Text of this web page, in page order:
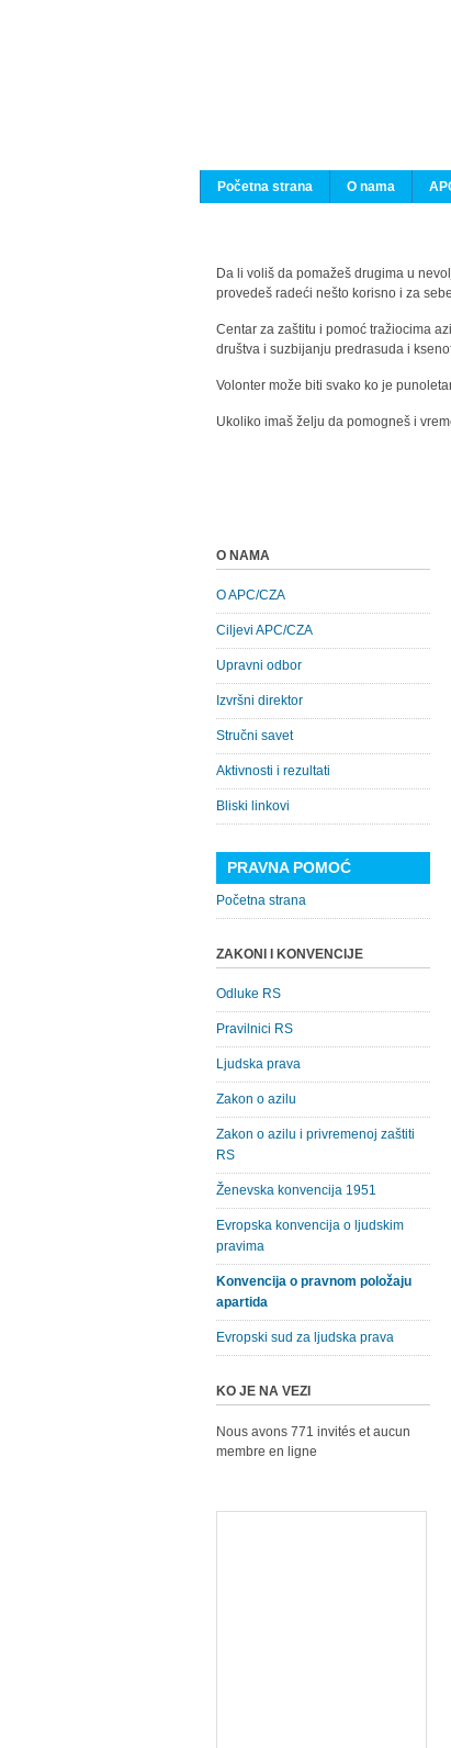
Početna strana
O nama
Da li voliš da pomažeš drugima u
provedeš radeći nešto korisno i za
Centar za zaštitu i pomoć tražiocima
društva i suzbijanju predrasuda i
Volonter može biti svako ko je
Ukoliko imaš želju da pomogneš i
O NAMA
O APC/CZA
Ciljevi APC/CZA
Upravni odbor
Izvršni direktor
Stručni savet
Aktivnosti i rezultati
Bliski linkovi
PRAVNA POMOĆ
Početna strana
ZAKONI I KONVENCIJE
Odluke RS
Pravilnici RS
Ljudska prava
Zakon o azilu
Zakon o azilu i privremenoj zaštiti
RS
Ženevska konvencija 1951
Evropska konvencija o ljudskim
pravima
Konvencija o pravnom položaju
apartida
Evropski sud za ljudska prava
KO JE NA VEZI
Nous avons 771 invités et aucun
membre en ligne